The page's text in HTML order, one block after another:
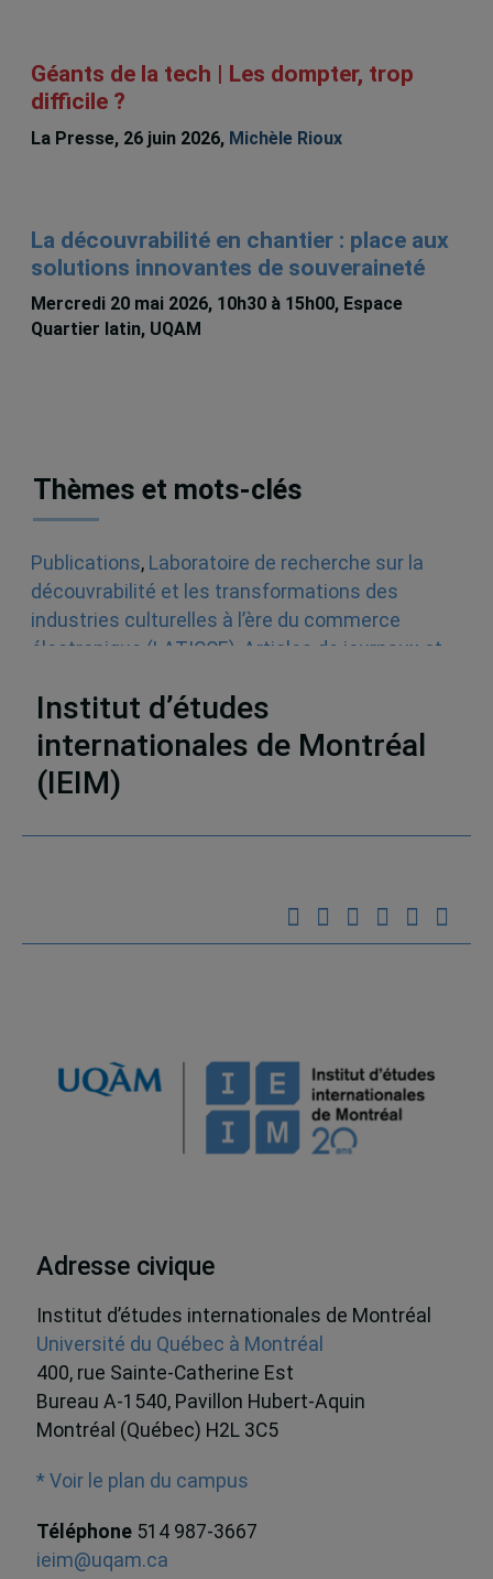
Géants de la tech | Les dompter, trop
difficile ?
La Presse, 26 juin 2026, Michèle Rioux
La découvrabilité en chantier : place aux
solutions innovantes de souveraineté
Mercredi 20 mai 2026, 10h30 à 15h00, Espace
Quartier latin, UQAM
Thèmes et mots-clés
Publications, Laboratoire de recherche sur la
découvrabilité et les transformations des
industries culturelles à l’ère du commerce
électronique (LATICCE) Articles de journaux et
Institut d’études
internationales de Montréal
(IEIM)
Adresse civique
Institut d’études internationales de Montréal
Université du Québec à Montréal
400, rue Sainte-Catherine Est
Bureau A-1540, Pavillon Hubert-Aquin
Montréal (Québec) H2L 3C5
* Voir le plan du campus
Téléphone 514 987-3667
ieim@uqam.ca